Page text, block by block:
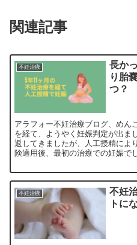
関連記事
不妊治療
長か
り胎
つ？
アラフォー不妊治療ブログ、めん
を経て、ようやく妊娠判定が出ま
返してきましたが、人工授精によ
険適用後、最初の治療での妊娠で
不妊治療
不妊
トに